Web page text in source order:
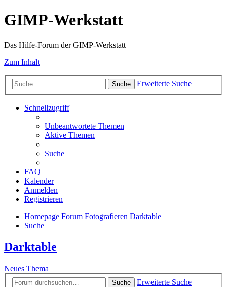
GIMP-Werkstatt
Das Hilfe-Forum der GIMP-Werkstatt
Zum Inhalt
Suche Erweiterte Suche
Schnellzugriff
Unbeantwortete Themen
Aktive Themen
Suche
FAQ
Kalender
Anmelden
Registrieren
Homepage Forum Fotografieren Darktable
Suche
Darktable
Neues Thema
Suche
Erweiterte Suche